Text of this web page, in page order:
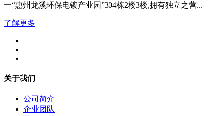
一“惠州龙溪环保电镀产业园”304栋2楼3楼,拥有独立之营...
了解更多
关于我们
公司简介
企业团队